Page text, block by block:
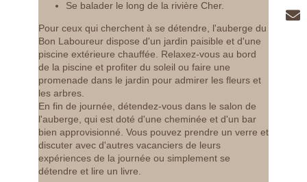
Se balader le long de la rivière Cher.
Pour ceux qui cherchent à se détendre, l'auberge du
Bon Laboureur dispose d'un jardin paisible et d'une
piscine extérieure chauffée. Relaxez-vous au bord
de la piscine et profiter du soleil ou faire une
promenade dans le jardin pour admirer les fleurs et
les arbres.
En fin de journée, détendez-vous dans le salon de
l'auberge, qui est doté d'une cheminée et d'un bar
bien approvisionné. Vous pouvez prendre un verre et
discuter avec d'autres vacanciers de leurs
expériences de la journée ou simplement se
détendre et lire un livre.
Ville*:
Pays *
Email* :
Téléphone *:
VALIDER
* Champs obligatoires
Les informations recueillies sur ce formulaire, vous concernant font l'objet d'un
traitement destiné exclusivement au traitement de votre demande. la durée de
conservation des données est de 3ans. Vous bénéficiez d'un droit d'accès, de
rectification, de portabilité, d'effacement de celles-ci ou une limitation du
traitement. Vous pouvez vous opposer au traitement des données vous
concernant et disposez du droit de retirer votre consentement à tout moment en
Vidéoprojecteur
Message :